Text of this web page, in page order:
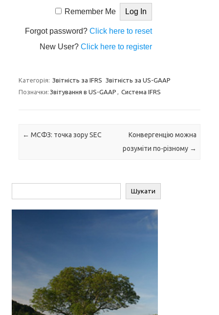
Remember Me
Forgot password?Click here to reset
New User?Click here to register
Категорія: Звітність за IFRS Звітність за US-GAAP
Позначки: Звітування в US-GAAP , Система IFRS
Навігація по запису
← МСФЗ: точка зору SEC
Конвергенцію можна
розуміти по-різному →
Шукати